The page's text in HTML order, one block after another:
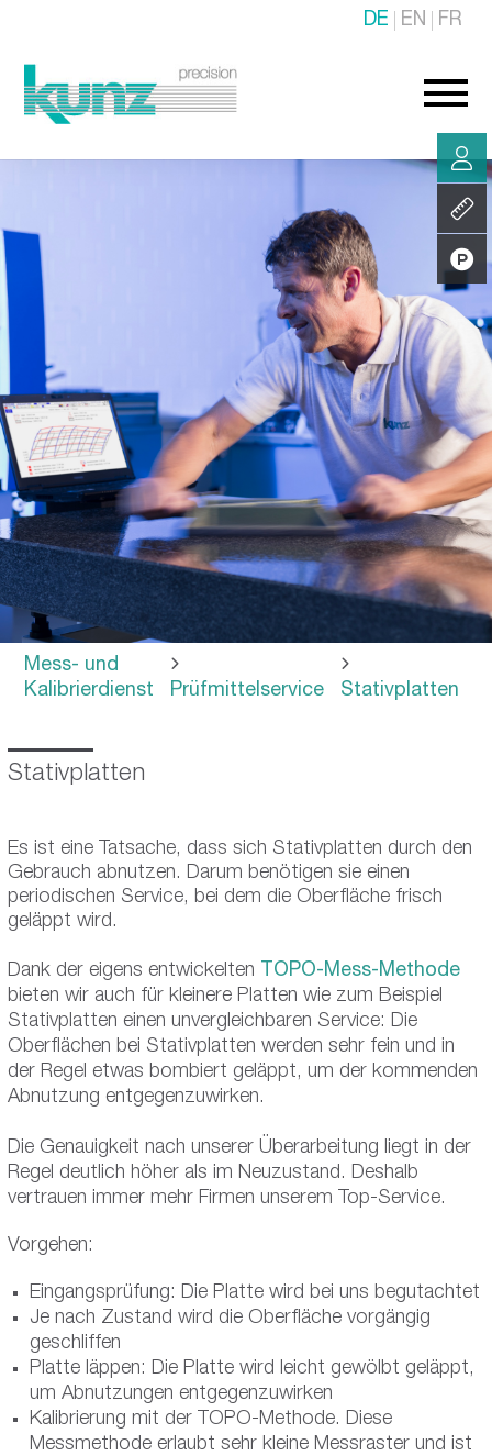
DE EN FR
Mess- und
Kalibrierdienst
Prüfmittelservice Stativplatten
Stativplatten
Es ist eine Tatsache, dass sich Stativplatten durch den
Gebrauch abnutzen. Darum benötigen sie einen
periodischen Service, bei dem die Oberfläche frisch
geläppt wird.
Dank der eigens entwickelten
TOPO-Mess-Methode
bieten wir auch für kleinere Platten wie zum Beispiel
Stativplatten einen unvergleichbaren Service: Die
Oberflächen bei Stativplatten werden sehr fein und in
der Regel etwas bombiert geläppt, um der kommenden
Abnutzung entgegenzuwirken.
Die Genauigkeit nach unserer Überarbeitung liegt in der
Regel deutlich höher als im Neuzustand. Deshalb
vertrauen immer mehr Firmen unserem Top-Service.
Vorgehen:
Eingangsprüfung: Die Platte wird bei uns begutachtet
Je nach Zustand wird die Oberfläche vorgängig
geschliffen
Platte läppen: Die Platte wird leicht gewölbt geläppt,
um Abnutzungen entgegenzuwirken
Kalibrierung mit der TOPO-Methode. Diese
Messmethode erlaubt sehr kleine Messraster und ist